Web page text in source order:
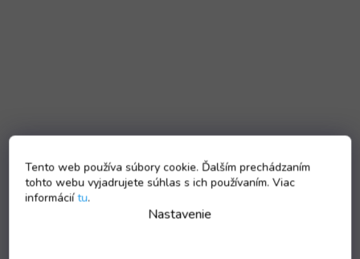
Tento web používa súbory cookie. Ďalším prechádzaním
tohto webu vyjadrujete súhlas s ich používaním. Viac
informáciítu.
Nastavenie